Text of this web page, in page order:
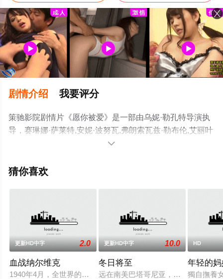
剧情介绍 我要评分
策驰影院剧情片《愿你被爱》是一部由乌妮·勒孔特导演执
导，赛琳娜·萨莱特,安妮·波努瓦,弗朗索瓦兹·勒布伦,艾丽叶
·阿吉斯等演员精彩演绎的法国电影，手机免费观看高清无
步至豆瓣电影、电视猫或剧情网等平台了解。

猜你喜欢
更新HD中字 2.0
血战纳尔维克
1940年4月，全世界的目光都集中在挪威北部的一个小镇纳尔维
更新HD中字 10.0
冬日将至
远在南美巴塔哥尼亚，无涯草原和连
HD
年轻的
獨自撫養